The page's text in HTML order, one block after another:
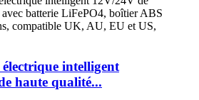
intelligent
haute qualité...